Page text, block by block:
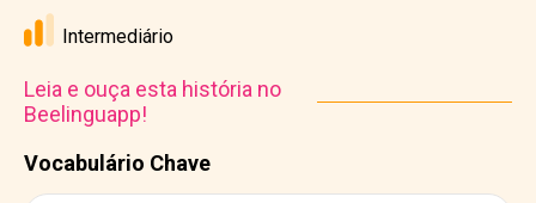
Vocabulário Chave
Intermediário
Leia e ouça esta história no
Beelinguapp!